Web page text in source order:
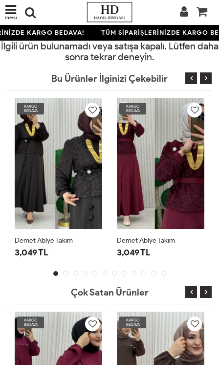
menü
KARGO BEDAVA! TÜM SİPARİŞLERİNİZDE KARGO
İlgili ürün bulunamadı veya satışa kapalı. Lütfen daha
sonra tekrar deneyin.
Bu Ürünler İlginizi Çekebilir
KARGO
BEDAVA
Demet Abiye Takım
3,049 TL
KARGO
BEDAVA
Demet Abiye Takım
3,049 TL
Çok Satan Ürünler
KARGO
BEDAVA
KARGO
BEDAVA